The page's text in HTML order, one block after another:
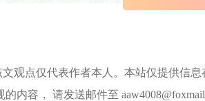
观点仅代表作者本人。本站仅提供信
内容， 请发送邮件至